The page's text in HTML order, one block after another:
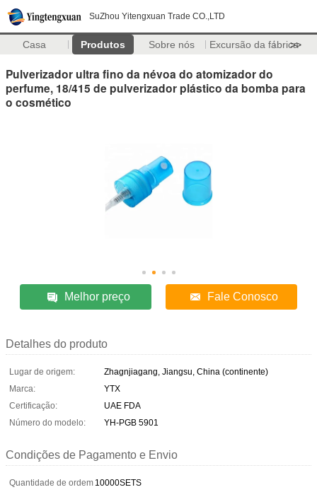
SuZhou Yitengxuan Trade CO.,LTD
Casa Produtos Sobre nós Excursão da fábrica
>>
Pulverizador ultra fino da névoa do atomizador do
perfume, 18/415 de pulverizador plástico da bomba para
o cosmético
Melhor preço Fale Conosco
Detalhes do produto
Lugar de origem:
Zhagnjiagang, Jiangsu, China (continente)
Marca:
YTX
Certificação:
UAE FDA
Número do modelo:
YH-PGB 5901
Condições de Pagamento e Envio
Quantidade de ordem 10000SETS